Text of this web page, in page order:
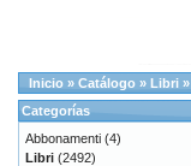
Inicio » Catálogo » Libri »
Categorías
Abbonamenti (4)
Libri (2492)